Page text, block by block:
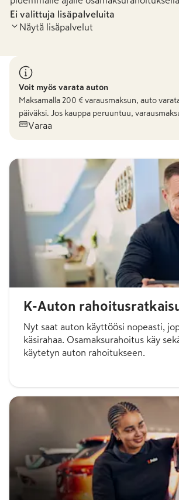
Ei valittuja lisäpalveluita
Näytä lisäpalvelut
Voit myös varata auton
Maksamalla 200 € varausmaksun, auto
päiväksi. Jos kauppa peruuntuu,
Varaa
K-Auton
Nyt saat auton käyttöösi nopeasti,
käsirahaa. Osamaksurahoitus käy
käytetyn auton rahoitukseen.